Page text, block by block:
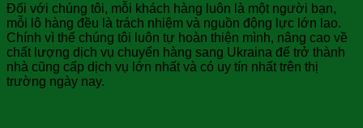
Đối với chúng tôi, mỗi khách hàng luôn là một người bạn,
mỗi lô hàng đều là trách nhiệm và nguồn động lực lớn lao.
Chính vì thế chúng tôi luôn tự hoàn thiện mình, nâng cao về
chất lượng dịch vụ chuyển hàng sang Ukraina để trở thành
nhà cũng cấp dịch vụ lớn nhất và có uy tín nhất trên thị
trường ngày nay.